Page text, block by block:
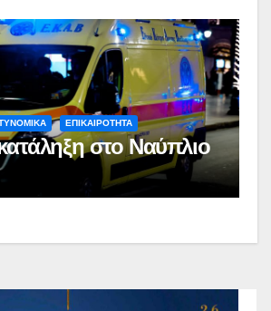
ΕΠΙΚΑΙΡΟΤΗΤΑ
στο Ναύπλιο